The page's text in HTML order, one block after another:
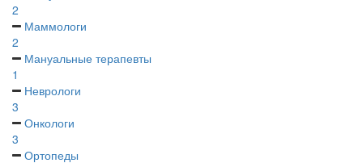
2
Маммологи
2
Мануальные терапевты
1
Неврологи
3
Онкологи
3
Ортопеды